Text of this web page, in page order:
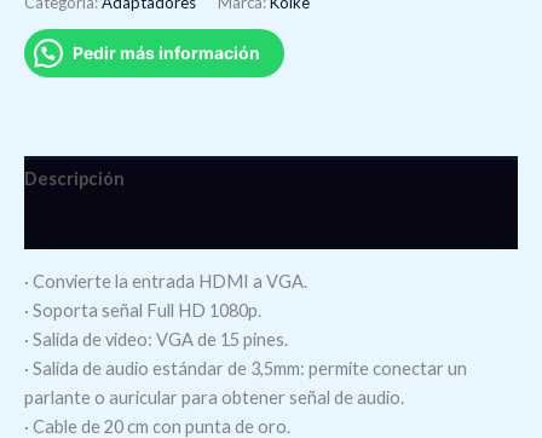
Pedir más información
Descripción
· Convierte la entrada HDMI a VGA.
· Soporta señal Full HD 1080p.
· Salida de video: VGA de 15 pines.
· Salida de audio estándar de 3,5mm: permite conectar un
parlante o auricular para obtener señal de audio.
· Cable de 20 cm con punta de oro.